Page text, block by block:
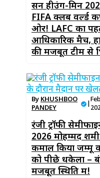
सन हीउंग-मिन
FIFA क्लब वर्ल्ड
ओर! LAFC का
आधिकारिक मैच,
की मजबूत टीम से
By KHUSHBOO
PANDEY
|
रंजी ट्रॉफी
2026 मोहम्मद
कमाल किया जम्मू
को पीछे धकेला –
मजबूत स्थिति में!